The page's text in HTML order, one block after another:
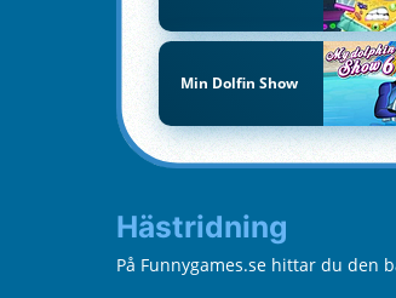
Min Dolfin Show
Hästridning
På Funnygames.se hittar du den